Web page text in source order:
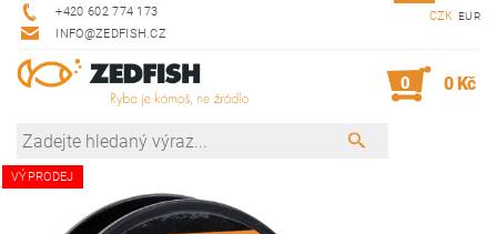
+420 602 774 173
INFO@ZEDFISH.CZ
CZK EUR
0 0 Kč
VÝPRODEJ